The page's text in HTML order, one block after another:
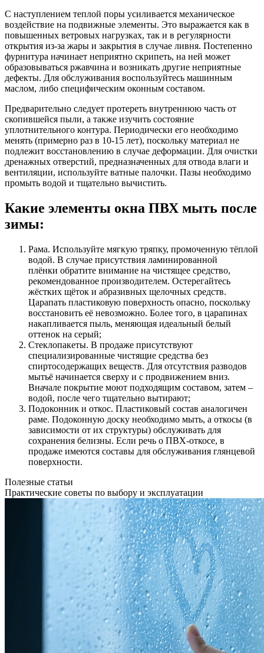
С наступлением теплой поры усиливается механическое
воздействие на подвижные элементы. Это выражается как в
повышенных ветровых нагрузках, так и в регулярности
открытия из-за жары и закрытия в случае ливня. Постепенно
фурнитура начинает неприятно скрипеть, на ней может
образовываться ржавчина и возникать другие неприятные
дефекты. Для обслуживания воспользуйтесь машинным
маслом, либо специфическим оконным составом.
Предварительно следует протереть внутреннюю часть от
скопившейся пыли, а также изучить состояние
уплотнительного контура. Периодически его необходимо
менять (примерно раз в 10-15 лет), поскольку материал не
подлежит восстановлению в случае деформации. Для очистки
дренажных отверстий, предназначенных для отвода влаги и
вентиляции, используйте ватные палочки. Пазы необходимо
промыть водой и тщательно вычистить.
Какие элементы окна ПВХ мыть после
зимы:
Рама. Используйте мягкую тряпку, промоченную тёплой
водой. В случае присутствия ламинированной
плёнки обратите внимание на чистящее средство,
рекомендованное производителем. Остерегайтесь
жёстких щёток и абразивных щелочных средств.
Царапать пластиковую поверхность опасно, поскольку
восстановить её невозможно. Более того, в царапинах
накапливается пыль, меняющая идеальный белый
оттенок на серый;
Стеклопакеты. В продаже присутствуют
специализированные чистящие средства без
спиртосодержащих веществ. Для отсутствия разводов
мытьё начинается сверху и с продвижением вниз.
Вначале покрытие моют подходящим составом, затем –
водой, после чего тщательно вытирают;
Подоконник и откос. Пластиковый состав аналогичен
раме. Подоконную доску необходимо мыть, а откосы (в
зависимости от их структуры) обслуживать для
сохранения белизны. Если речь о ПВХ-откосе, в
продаже имеются составы для обслуживания глянцевой
поверхности.
Полезные статьи
Практические советы по выбору и эксплуатации